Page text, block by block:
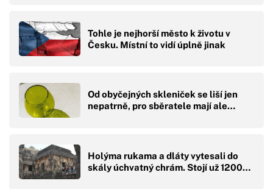
Tohle je nejhorší město k životu v
Česku. Místní to vidí úplně jinak
Od obyčejných skleniček se liší jen
nepatrně, pro sběratele mají ale…
Holýma rukama a dláty vytesali do
skály úchvatný chrám. Stojí už 1200…